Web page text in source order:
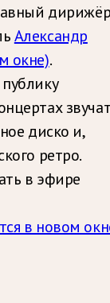
Александр
окне).
диско и,
ретро.
в эфире
в новом